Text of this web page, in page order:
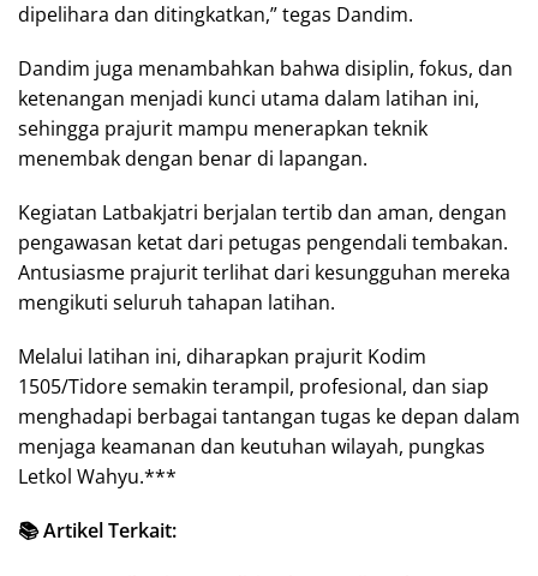
dipelihara dan ditingkatkan,” tegas Dandim.
Dandim juga menambahkan bahwa disiplin, fokus, dan
ketenangan menjadi kunci utama dalam latihan ini,
sehingga prajurit mampu menerapkan teknik
menembak dengan benar di lapangan.
Kegiatan Latbakjatri berjalan tertib dan aman, dengan
pengawasan ketat dari petugas pengendali tembakan.
Antusiasme prajurit terlihat dari kesungguhan mereka
mengikuti seluruh tahapan latihan.
Melalui latihan ini, diharapkan prajurit Kodim
1505/Tidore semakin terampil, profesional, dan siap
menghadapi berbagai tantangan tugas ke depan dalam
menjaga keamanan dan keutuhan wilayah, pungkas
Letkol Wahyu.***
📚 Artikel Terkait: